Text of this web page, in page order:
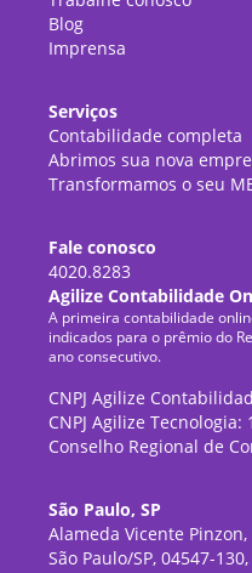
Blog
Imprensa
Serviços
Contabilidade completa
Abrimos sua nova
Transformamos o seu
Fale conosco
4020.8283
Agilize Contabilidade
A primeira contabilidade
indicados para o prêmio do
ano consecutivo.
CNPJ Agilize
CNPJ Agilize
Conselho Regional de
São Paulo, SP
Alameda Vicente
São Paulo/SP, 04547-